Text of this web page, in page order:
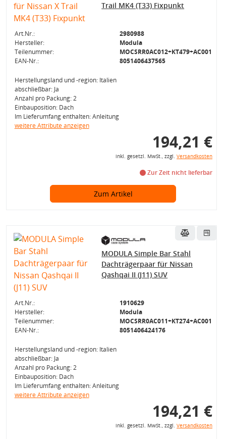
Trail MK4 (T33) Fixpunkt
Art.Nr.:
2980988
Hersteller:
Modula
Teilenummer:
MOCSRR0AC012+KT479+AC001
EAN-Nr.:
8051406437565
Herstellungsland und -region: Italien
abschließbar: Ja
Anzahl pro Packung: 2
Einbauposition: Dach
Im Lieferumfang enthalten: Anleitung
weitere Attribute anzeigen
194,21 €
inkl. gesetzl. MwSt., zzgl. Versandkosten
Zur Zeit nicht lieferbar
Zum Artikel
MODULA Simple Bar Stahl
Dachträgerpaar für Nissan
Qashqai II (J11) SUV
Art.Nr.:
1910629
Hersteller:
Modula
Teilenummer:
MOCSRR0AC011+KT274+AC001
EAN-Nr.:
8051406424176
Herstellungsland und -region: Italien
abschließbar: Ja
Anzahl pro Packung: 2
Einbauposition: Dach
Im Lieferumfang enthalten: Anleitung
weitere Attribute anzeigen
194,21 €
inkl. gesetzl. MwSt., zzgl. Versandkosten